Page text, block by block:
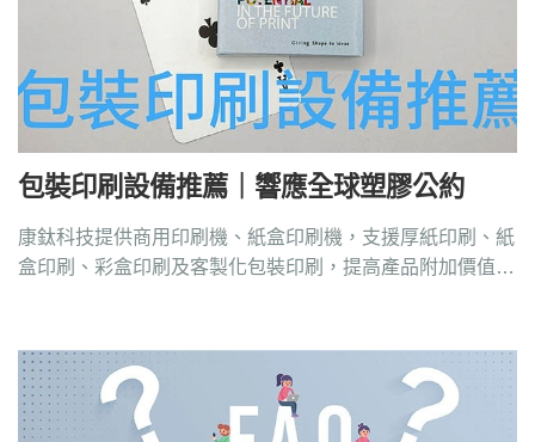
包裝印刷設備推薦｜響應全球塑膠公約
康鈦科技提供商用印刷機、紙盒印刷機，支援厚紙印刷、紙
盒印刷、彩盒印刷及客製化包裝印刷，提高產品附加價值，